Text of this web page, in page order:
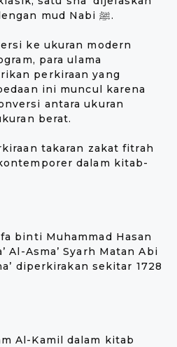
sebagai empat mud dengan mud Nabi ﷺ.
ke ukuran modern
para ulama
perkiraan yang
ini muncul karena
antara ukuran
berat.
takaran zakat fitrah
dalam kitab-
binti Muhammad Hasan
Al-Asma’ Syarh Matan Abi
diperkirakan sekitar 1728
Al-Kamil dalam kitab